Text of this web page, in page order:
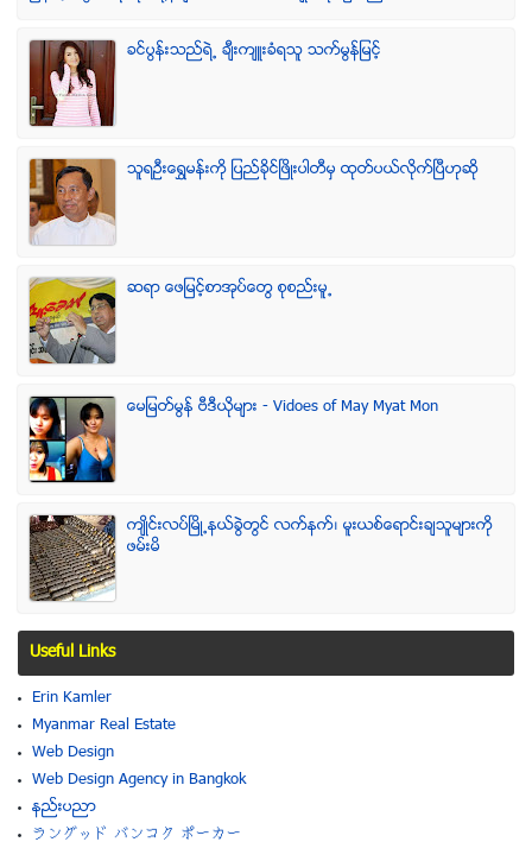
ခင္ပြန္းသည္ရဲ႕ ခ်ီးက်ဴးခံရသူ သက္မြန္ျမင့္
သူရဦးေရႊမန္းကို ျပည္ခိုင္ျဖိဳးပါတီမွ ထုတ္ပယ္လိုက္ျပီဟုဆို
ဆရာ ေဖျမင့္စာအုပ္ေတြ စုစည္းမူ႕
ေမျမတ္မြန္ ဗီဒီယုိမ်ား - Vidoes of May Myat Mon
က်ဳိင္းလပ္ၿမိဳ႕နယ္ခြဲတြင္ လက္နက္၊ မူးယစ္ေရာင္းခ်သူမ်ားကို
ဖမ္းမိ
Useful Links
Erin Kamler
Myanmar Real Estate
Web Design
Web Design Agency in Bangkok
နည္းပညာ
ラングッド バンコク ポーカー